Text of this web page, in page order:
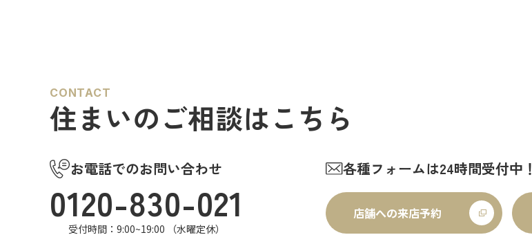
CONTACT
住まいのご相談はこちら
お電話でのお問い合わせ
0120-830-021
受付時間：9:00~19:00 （水曜定休）
各種フォームは24時間受付中！
店舗への来店予約